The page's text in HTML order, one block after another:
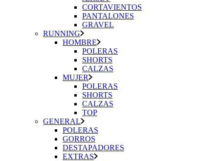
CORTAVIENTOS
PANTALONES
GRAVEL
RUNNING
HOMBRE
POLERAS
SHORTS
CALZAS
MUJER
POLERAS
SHORTS
CALZAS
TOP
GENERAL
POLERAS
GORROS
DESTAPADORES
EXTRAS